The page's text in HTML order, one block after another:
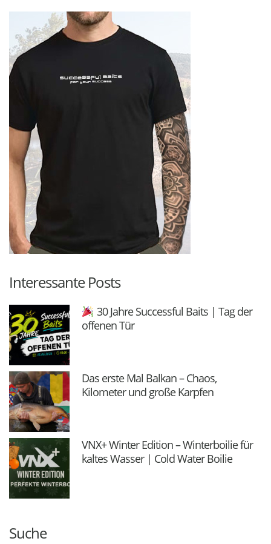
Interessante Posts
30 Jahre Successful Baits | Tag der
offenen Tür
Das erste Mal Balkan – Chaos,
Kilometer und große Karpfen
VNX+ Winter Edition – Winterboilie für
kaltes Wasser | Cold Water Boilie
Suche